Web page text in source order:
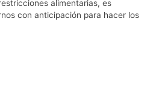
alimentarias, es
con anticipación para hacer los